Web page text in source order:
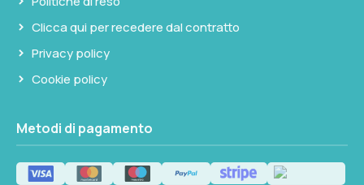
Clicca qui per recedere dal contratto
Privacy policy
Cookie policy
Metodi di pagamento